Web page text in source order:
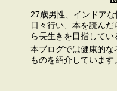
27歳男性、インドア
日々行い、本を読ん
ら長生きを目指してい
本ブログでは健康的
ものを紹介しています